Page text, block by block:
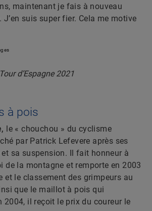
maintenant je fais à nouveau
J’en suis super fier. Cela me motive
à pois
le « chouchou » du cyclisme
par Patrick Lefevere après ses
sa suspension. Il fait honneur à
de la montagne et remporte en 2003
et le classement des grimpeurs au
que le maillot à pois qui
2004, il reçoit le prix du coureur le